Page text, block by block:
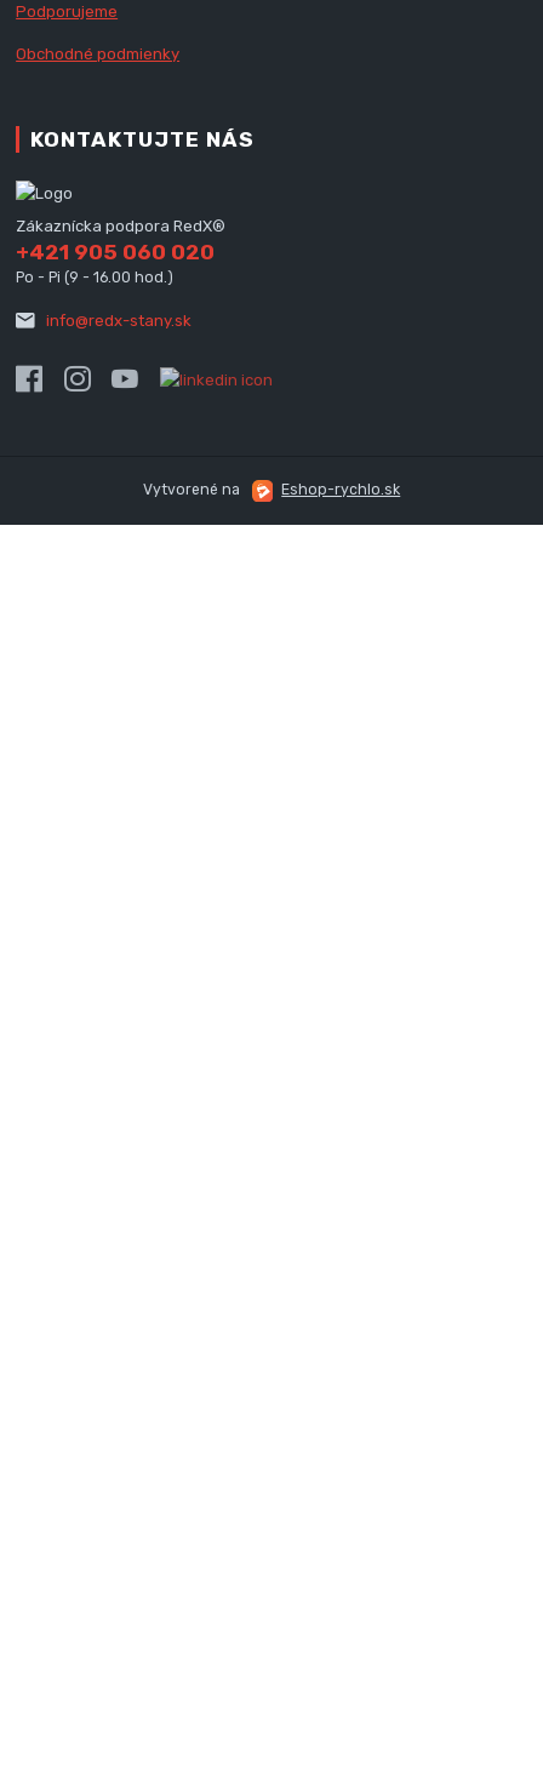
Podporujeme
Obchodné podmienky
KONTAKTUJTE NÁS
Zákaznícka podpora RedX®
+421 905 060 020
Po - Pi (9 - 16.00 hod.)
info@redx-stany.sk
Vytvorené na Eshop-rychlo.sk